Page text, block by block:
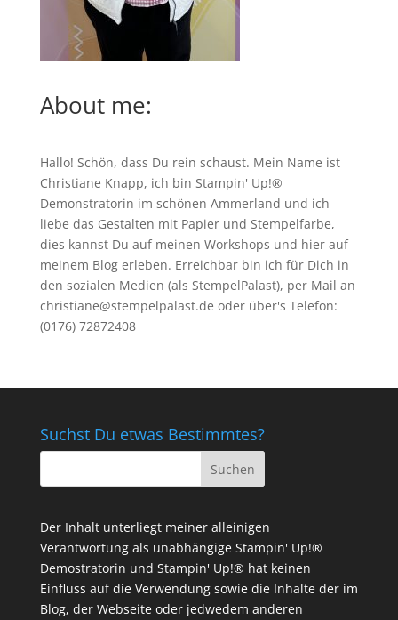
About me:
Hallo! Schön, dass Du rein schaust. Mein Name ist
Christiane Knapp, ich bin Stampin' Up!®
Demonstratorin im schönen Ammerland und ich
liebe das Gestalten mit Papier und Stempelfarbe,
dies kannst Du auf meinen Workshops und hier auf
meinem Blog erleben. Erreichbar bin ich für Dich in
den sozialen Medien (als StempelPalast), per Mail an
christiane@stempelpalast.de oder über's Telefon:
(0176) 72872408
Suchst Du etwas Bestimmtes?
Der Inhalt unterliegt meiner alleinigen
Verantwortung als unabhängige Stampin' Up!®
Demostratorin und Stampin' Up!® hat keinen
Einfluss auf die Verwendung sowie die Inhalte der im
Blog, der Webseite oder jedwedem anderen